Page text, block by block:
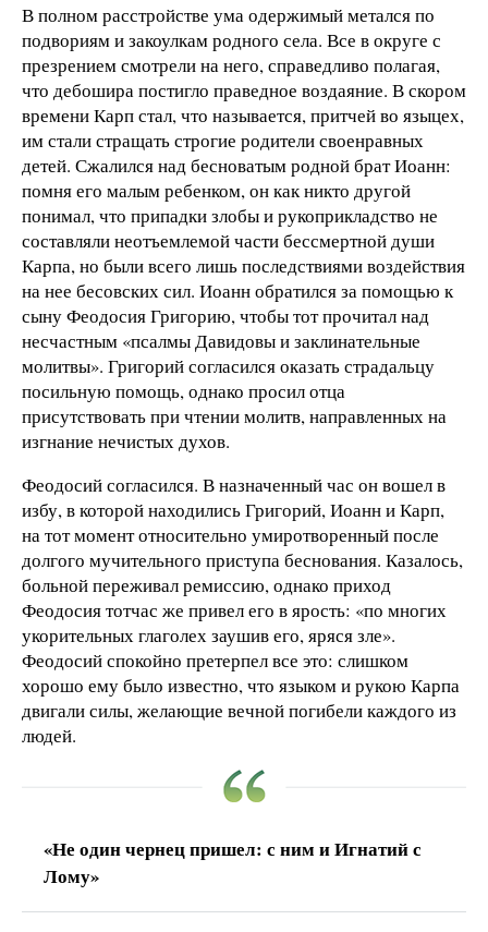
В полном расстройстве ума одержимый метался по
подвориям и закоулкам родного села. Все в округе с
презрением смотрели на него, справедливо полагая,
что дебошира постигло праведное воздаяние. В скором
времени Карп стал, что называется, притчей во языцех,
им стали стращать строгие родители своенравных
детей. Сжалился над бесноватым родной брат Иоанн:
помня его малым ребенком, он как никто другой
понимал, что припадки злобы и рукоприкладство не
составляли неотъемлемой части бессмертной души
Карпа, но были всего лишь последствиями воздействия
на нее бесовских сил. Иоанн обратился за помощью к
сыну Феодосия Григорию, чтобы тот прочитал над
несчастным «псалмы Давидовы и заклинательные
молитвы». Григорий согласился оказать страдальцу
посильную помощь, однако просил отца
присутствовать при чтении молитв, направленных на
изгнание нечистых духов.
Феодосий согласился. В назначенный час он вошел в
избу, в которой находились Григорий, Иоанн и Карп,
на тот момент относительно умиротворенный после
долгого мучительного приступа беснования. Казалось,
больной переживал ремиссию, однако приход
Феодосия тотчас же привел его в ярость: «по многих
укорительных глаголех заушив его, яряся зле».
Феодосий спокойно претерпел все это: слишком
хорошо ему было известно, что языком и рукою Карпа
двигали силы, желающие вечной погибели каждого из
людей.
«Не один чернец пришел: с ним и Игнатий с
Лому»